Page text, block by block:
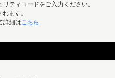
ティコードをご入力ください。
ます。
詳細はこちら